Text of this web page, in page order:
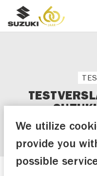
We utilize
provide you
possible